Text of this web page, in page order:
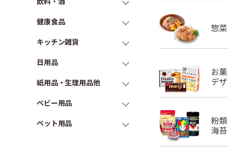
健康食品
キッチン雑貨
日用品
紙用品・生理用品他
ベビー用品
ペット用品